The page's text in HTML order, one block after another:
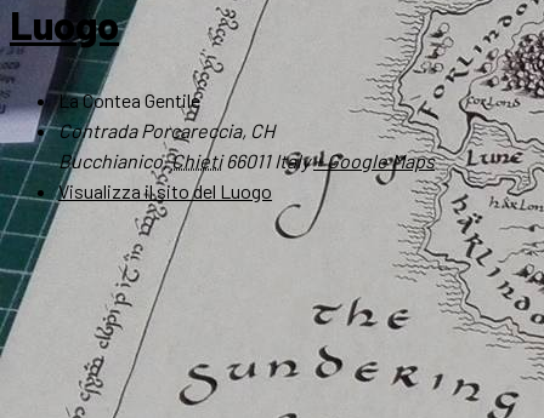
Luogo
La Contea Gentile
Contrada Porcareccia, CH
Bucchianico,Chieti 66011 Italy+ Google Maps
Visualizza il sito del Luogo